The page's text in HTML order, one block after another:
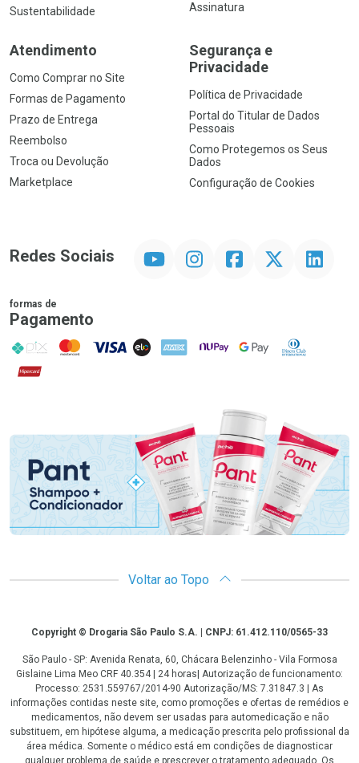
Sustentabilidade
Assinatura
Atendimento
Como Comprar no Site
Formas de Pagamento
Prazo de Entrega
Reembolso
Troca ou Devolução
Marketplace
Segurança e
Privacidade
Política de Privacidade
Portal do Titular de Dados
Pessoais
Como Protegemos os Seus
Dados
Configuração de Cookies
Redes Sociais InstagramFacebookTwitter Linkedin
formas de
Pagamento
PIX MasterCard
VISA ELO AMEX NuPay Google PayDiners Club
Hipercard
Promoção em Destaque
Voltar ao Topo
CopyrightCopyright © Drogaria São Paulo S.A. | CNPJ: 61.412.110/0565-33
São Paulo - SP: Avenida Renata, 60, Chácara Belenzinho - Vila Formosa
Gislaine Lima Meo CRF 40.354 | 24 horas| Autorização de funcionamento:
Processo: 2531.559767/2014-90 Autorização/MS: 7.31847.3 | As
informações contidas neste site, como promoções e ofertas de remédios e
medicamentos, não devem ser usadas para automedicação e não
substituem, em hipótese alguma, a medicação prescrita pelo profissional da
área médica. Somente o médico está em condições de diagnosticar